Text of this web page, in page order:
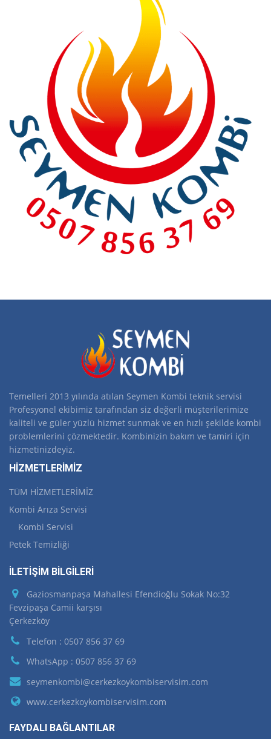
Temelleri 2013 yılında atılan Seymen Kombi teknik servisi
Profesyonel ekibimiz tarafından siz değerli müşterilerimize
kaliteli ve güler yüzlü hizmet sunmak ve en hızlı şekilde kombi
problemlerini çözmektedir. Kombinizin bakım ve tamiri için
hizmetinizdeyiz.
HİZMETLERİMİZ
TÜM HİZMETLERİMİZ
Kombi Arıza Servisi
Kombi Servisi
Petek Temizliği
İLETİŞİM BİLGİLERİ
Gaziosmanpaşa Mahallesi Efendioğlu Sokak No:32
Fevzipaşa Camii karşısı
Çerkezköy
Telefon : 0507 856 37 69
WhatsApp : 0507 856 37 69
seymenkombi@cerkezkoykombiservisim.com
www.cerkezkoykombiservisim.com
FAYDALI BAĞLANTILAR